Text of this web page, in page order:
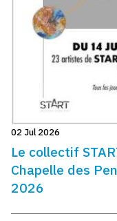
02 Jul 2026
Le collectif
Chapelle des
2026